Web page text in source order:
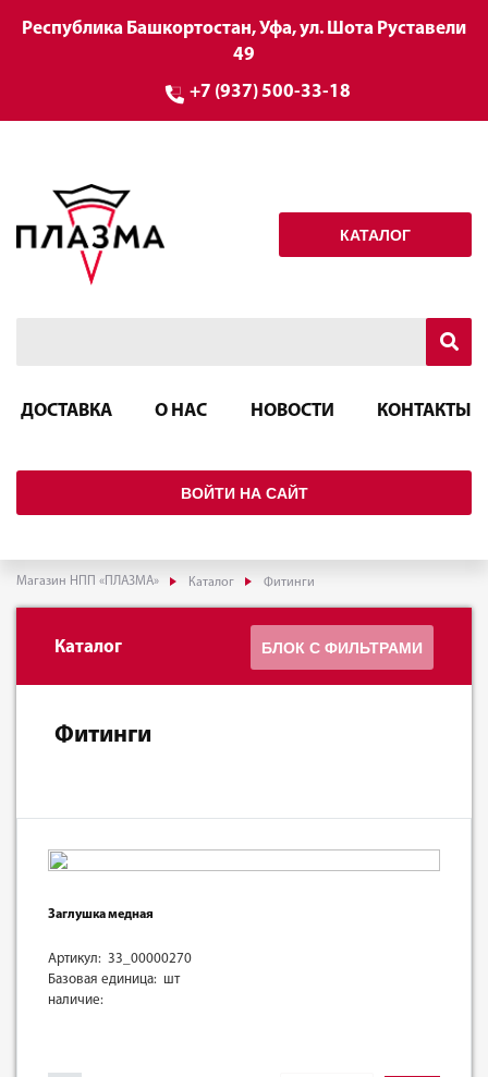
Республика Башкортостан, Уфа, ул. Шота Руставели
49
+7 (937) 500-33-18
КАТАЛОГ
ДОСТАВКА О НАС НОВОСТИ КОНТАКТЫ
ВОЙТИ НА САЙТ
Магазин НПП «ПЛАЗМА» Каталог Фитинги
Каталог БЛОК С ФИЛЬТРАМИ
Фитинги
Заглушка медная
Артикул: 33_00000270
Базовая единица: шт
наличие: